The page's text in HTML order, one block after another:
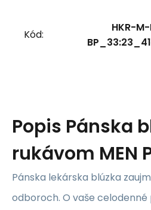
Kód:
HKR-
Popis Pánska
rukávom MEN
Pánska lekárska blúzka
odboroch. O vaše